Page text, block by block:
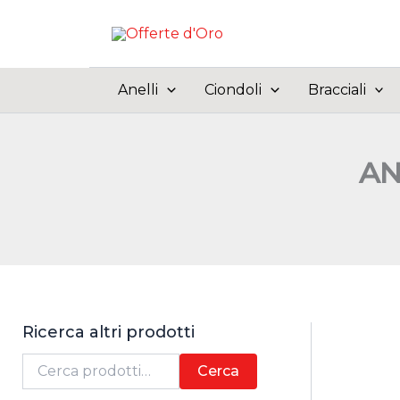
Anelli Ciondoli Bracciali
Ricerca altri prodotti
Cerca